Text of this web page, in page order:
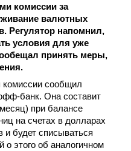
комиссии за
валютных
Регулятор напомнил,
условия для уже
принять меры,
комиссии сообщил
банк. Она составит
при балансе
на счетах в долларах
будет списываться
о этого об аналогичном